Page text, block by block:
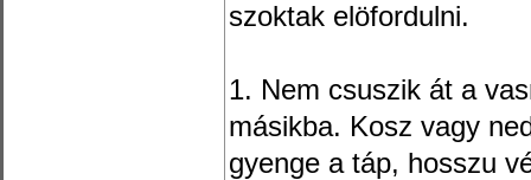
szoktak elöfordulni.
1. Nem csuszik át a
másikba. Kosz vagy
gyenge a táp, hosszu